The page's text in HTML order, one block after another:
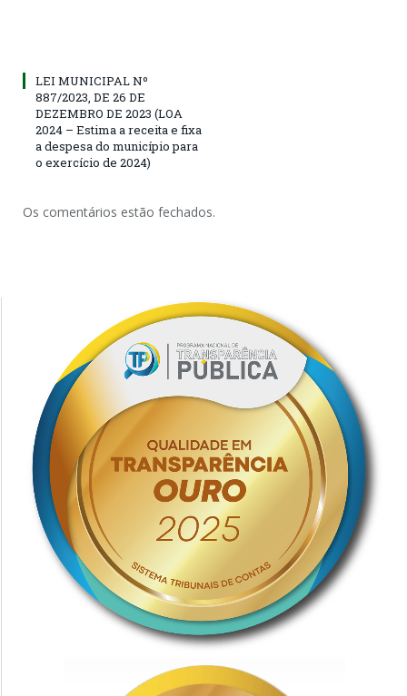
LEI MUNICIPAL Nº
887/2023, DE 26 DE
DEZEMBRO DE 2023 (LOA
2024 – Estima a receita e fixa
a despesa do município para
o exercício de 2024)
Os comentários estão fechados.